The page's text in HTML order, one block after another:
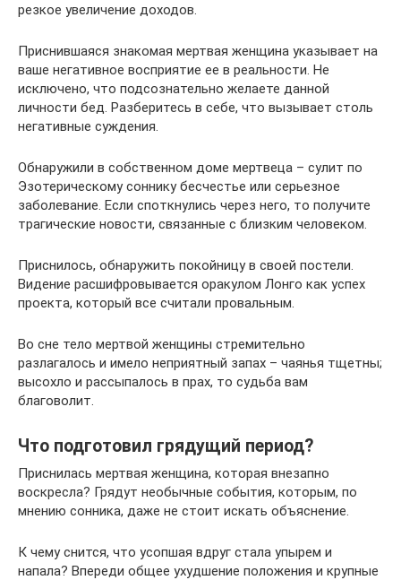
резкое увеличение доходов.
Приснившаяся знакомая мертвая женщина указывает на
ваше негативное восприятие ее в реальности. Не
исключено, что подсознательно желаете данной
личности бед. Разберитесь в себе, что вызывает столь
негативные суждения.
Обнаружили в собственном доме мертвеца – сулит по
Эзотерическому соннику бесчестье или серьезное
заболевание. Если споткнулись через него, то получите
трагические новости, связанные с близким человеком.
Приснилось, обнаружить покойницу в своей постели.
Видение расшифровывается оракулом Лонго как успех
проекта, который все считали провальным.
Во сне тело мертвой женщины стремительно
разлагалось и имело неприятный запах – чаянья тщетны;
высохло и рассыпалось в прах, то судьба вам
благоволит.
Что подготовил грядущий период?
Приснилась мертвая женщина, которая внезапно
воскресла? Грядут необычные события, которым, по
мнению сонника, даже не стоит искать объяснение.
К чему снится, что усопшая вдруг стала упырем и
напала? Впереди общее ухудшение положения и крупные